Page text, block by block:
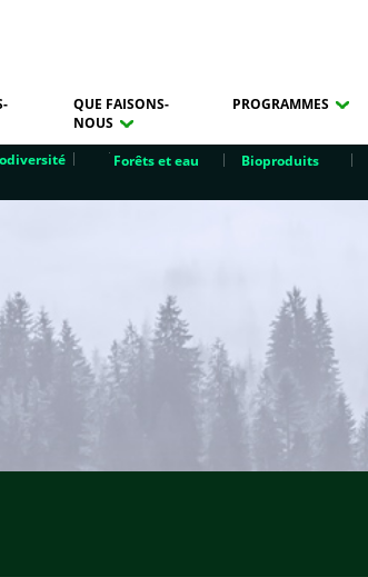
QUE FAISONS-
NOUS
PROGRAMMES
Forêts et eau Bioproduits